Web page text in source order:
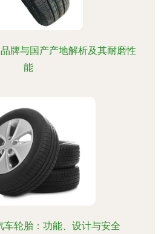
牌与国产产地解析及其耐磨性
能
车轮胎：功能、设计与安全